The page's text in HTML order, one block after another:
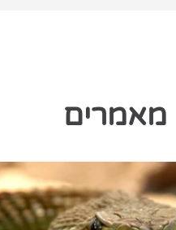
מאמרים